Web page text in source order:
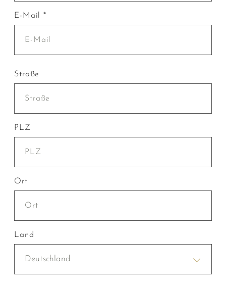
E-Mail *
Straße
PLZ
Ort
Land
Deutschland